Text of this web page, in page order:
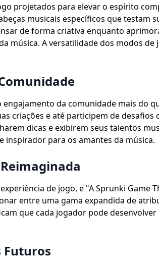
projetados para elevar o espírito
musicais específicos que testam
de forma criativa enquanto
música. A versatilidade dos modos
engajamento da comunidade mais do
criações e até participem de
dicas e exibirem seus talentos
para os amantes da música.
de jogo, e "A Sprunki
entre uma gama expandida de
que cada jogador pode
Futuros